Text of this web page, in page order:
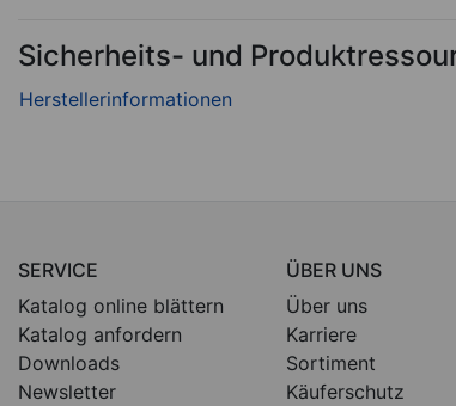
Sicherheits- und
SERVICE
Katalog online blättern
Katalog anfordern
Downloads
Newsletter
ÜBER UNS
Über uns
Karriere
Sortiment
Käuferschutz